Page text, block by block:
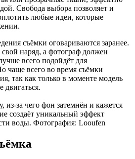
Свобода выбора позволяет и
любые идеи, которые
съёмки оговариваются заранее.
наряд, а фотограф должен
всего подойдёт для
чаще всего во время съёмки
так как только в моменте модель
двигаться.
из-за чего фон затемнён и кажется
создаёт уникальный эффект
воды. Фотография: Looufen